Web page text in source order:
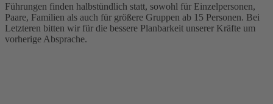
Führungen finden halbstündlich statt, sowohl für Einzelpersonen,
Paare, Familien als auch für größere Gruppen ab 15 Personen. Bei
Letzteren bitten wir für die bessere Planbarkeit unserer Kräfte um
vorherige Absprache.